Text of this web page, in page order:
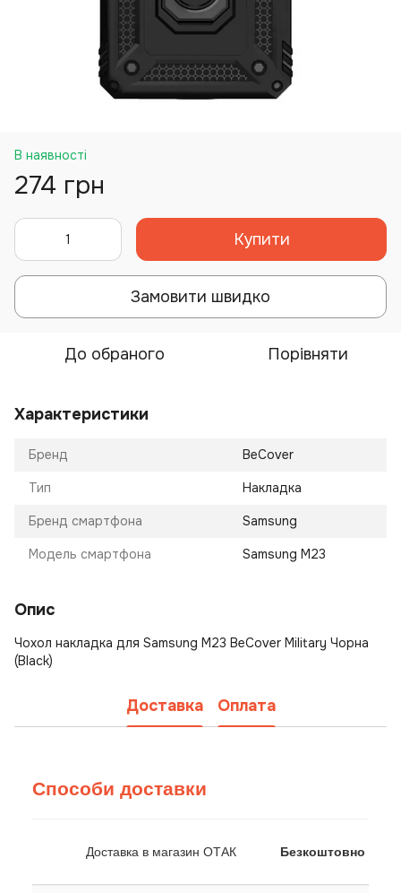
В наявності
274 грн
Купити
Замовити швидко
До обраного Порівняти
Характеристики
Бренд BeCover
Тип Накладка
Бренд смартфона Samsung
Модель смартфона Samsung M23
Опис
Чохол накладка для Samsung M23 BeCover Military Чорна
(Black)
Доставка Оплата
Способи доставки
Доставка в магазин ОТАК Безкоштовно